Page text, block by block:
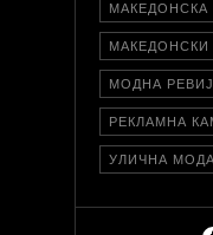
МАКЕДОНСКА
МАКЕДОНСКИ
МОДНА
РЕКЛАМНА
УЛИЧНА МОДА